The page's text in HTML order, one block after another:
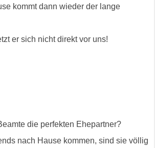
kommt dann wieder der lange
er sich nicht direkt vor uns!
die perfekten Ehepartner?
nach Hause kommen, sind sie völlig